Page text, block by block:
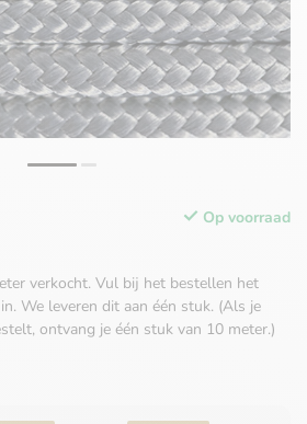
Op voorraad
verkocht. Vul bij het bestellen het
We leveren dit aan één stuk. (Als je
ontvang je één stuk van 10 meter.)